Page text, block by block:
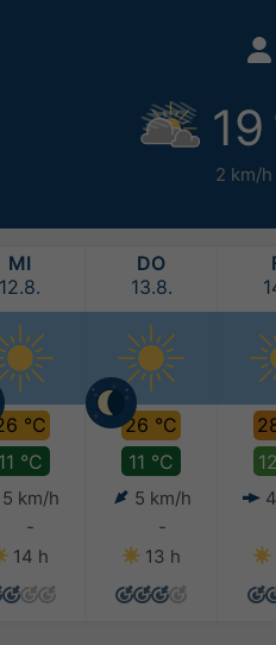
19
2 km/h
MI
12.8.
°C
11 °C
5 km/h
-
14 h
DO
13.8.
26 °C
11 °C
5 km/h
-
13 h